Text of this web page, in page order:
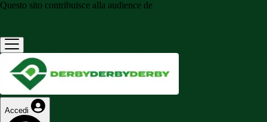
Questo sito contribuisce alla audience de
Accedi